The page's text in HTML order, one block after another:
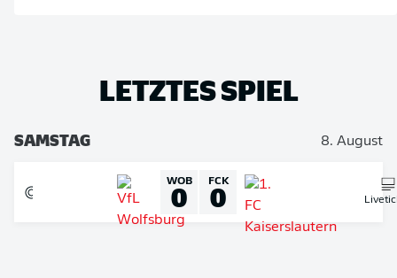
LETZTES SPIEL
SAMSTAG 8. August
WOB
0 FCK
0